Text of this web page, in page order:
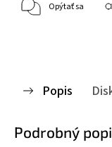
Opýtať sa
Popis
Podrobný